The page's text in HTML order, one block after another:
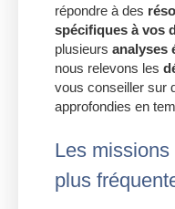
répondre à des
spécifiques à vos
plusieurs analyses
nous relevons les
vous conseiller sur
approfondies en
Les
plus